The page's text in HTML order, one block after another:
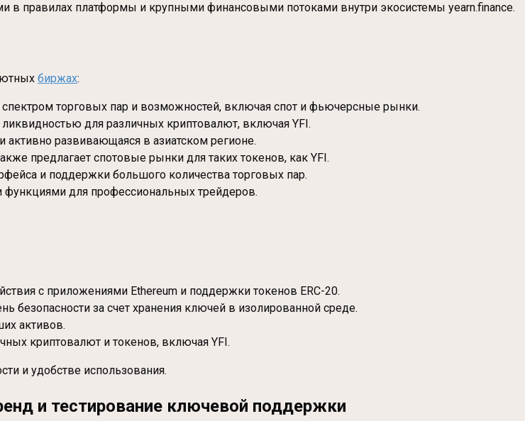
в правилах платформы и крупными финансовыми потоками внутри экосистемы yearn.finance.
биржах:
торговых пар и возможностей, включая спот и фьючерсные рынки.
для различных криптовалют, включая YFI.
развивающаяся в азиатском регионе.
предлагает спотовые рынки для таких токенов, как YFI.
и поддержки большого количества торговых пар.
для профессиональных трейдеров.
с приложениями Ethereum и поддержки токенов ERC-20.
за счет хранения ключей в изолированной среде.
активов.
криптовалют и токенов, включая YFI.
и удобстве использования.
и тестирование ключевой поддержки